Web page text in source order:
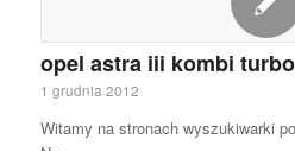
opel astra iii kombi
1 grudnia 2012
Witamy na stronach wyszukiwarki